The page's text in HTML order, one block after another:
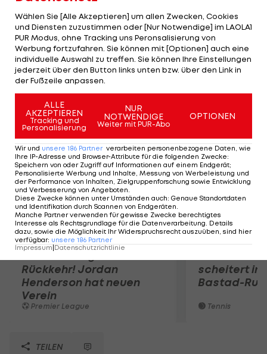
jährige, der als Aktiver selbst in Barcelona
gespielt hat, die Kritik am "Tiki-taka" nicht.
Darüberhinaus sei nach dem 0:2 gegen Schweden
die Euphorie beim Mitfavoriten "nicht mehr so
groß wie vor ein paar Tagen."
Mehr zum Thema
Rückkehr! Jordan
Henderson hat neuen
Verein
Premier League
scheitert in
Bastad-
Tennis
TEILEN
Wählen Sie [Alle Akzeptieren] um allen Zwecken, Cookies
und Diensten zuzustimmen oder [Nur Notwendige] im LAOLA1
PUR Modus, ohne Tracking uns Peronsalisierung von
Werbung fortzufahren. Sie können mit [Optionen] auch eine
individuelle Auswahl zu treffen. Sie können Ihre Einstellungen
jederzeit über den Button links unten bzw. über den Link in
der Fußzeile anpassen.
ALLE
AKZEPTIEREN
Tracking und
Personalisierung
NUR
NOTWENDIGE
Weiter mit PUR-Abo
OPTIONEN
Wir und unsere 186 Partner verarbeiten personenbezogene Daten, wie
Ihre IP-Adresse und Browser-Attribute für die folgenden Zwecke:
Speichern von oder Zugriff auf Informationen auf einem Endgerät;
Personalisierte Werbung und Inhalte, Messung von Werbeleistung und
der Performance von Inhalten, Zielgruppenforschung sowie Entwicklung
und Verbesserung von Angeboten.
Diese Zwecke können unter Umständen auch: Genaue Standortdaten
und Identifikation durch Scannen von Endgeräten.
Manche Partner verwenden für gewisse Zwecke berechtigtes
Interesse als Rechtsgrundlage für die Datenverarbeitung. Details
dazu, sowie die Möglichkeit Ihr Widerspruchsrecht auszuüben, sind hier
verfügbar: unsere 186 Partner
Impressum Datenschutzrichtlinie